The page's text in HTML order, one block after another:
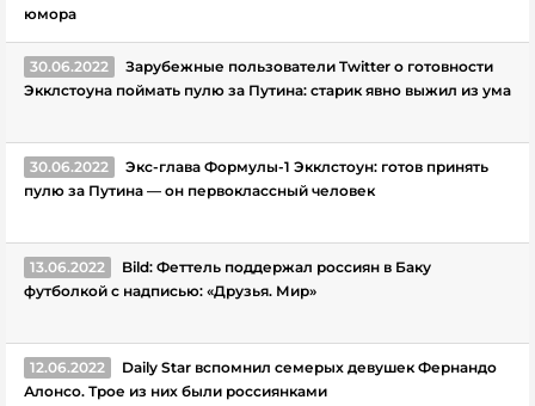
юмора
30.06.2022
Зарубежные пользователи Twitter о готовности
Экклстоуна поймать пулю за Путина: старик явно выжил из ума
30.06.2022
Экс-глава Формулы-1 Экклстоун: готов принять
пулю за Путина — он первоклассный человек
13.06.2022
Bild: Феттель поддержал россиян в Баку
футболкой с надписью: «Друзья. Мир»
12.06.2022
Daily Star вспомнил семерых девушек Фернандо
Алонсо. Трое из них были россиянками